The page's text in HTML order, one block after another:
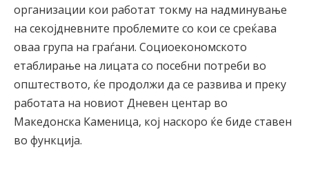
организации кои работат токму на надминување
на секојдневните проблемите со кои се среќава
оваа група на граѓани. Социоекономското
етаблирање на лицата со посебни потреби во
општеството, ќе продолжи да се развива и преку
работата на новиот Дневен центар во
Македонска Каменица, кој наскоро ќе биде ставен
во функција.